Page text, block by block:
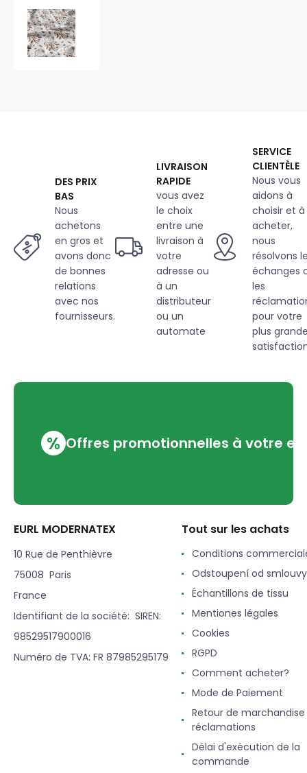
DES PRIX
BAS
Nous
achetons
en gros et
avons donc
de bonnes
relations
avec nos
fournisseurs.
LIVRAISON
RAPIDE
vous avez
le choix
entre une
livraison à
votre
adresse ou
à un
distributeur
ou un
automate
SERVICE
CLIENTÈLE
Nous vous
aidons à
choisir et à
acheter,
nous
résolvons
échanges
les
pour votre
plus
% Offres promotionnelles à votre
EURL MODERNATEX
10 Rue de Penthièvre
75008 Paris
France
Identifiant de la société: SIREN:
98529517900016
Numéro de TVA: FR 87985295179
Tout sur les achats
Conditions
Odstoupení od smlouvy
Échantillons de tissu
Mentiones légales
Cookies
RGPD
Comment acheter?
Mode de Paiement
Retour de
réclamations
Délai d'exécution de la
commande